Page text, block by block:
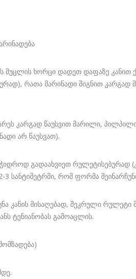
მუცლის ხორცი დადეთ დაფაზე კანით
რათა მარინადი შიგნით
კარგად წაუსვით მარილი,
არ წაუსვათ).
გადაახვიეთ რულეტისებურად
სანტიმეტრში, რომ ფორმა
კანის მისაღებად, შეკრული
ტენიანობას გამოაცლის.